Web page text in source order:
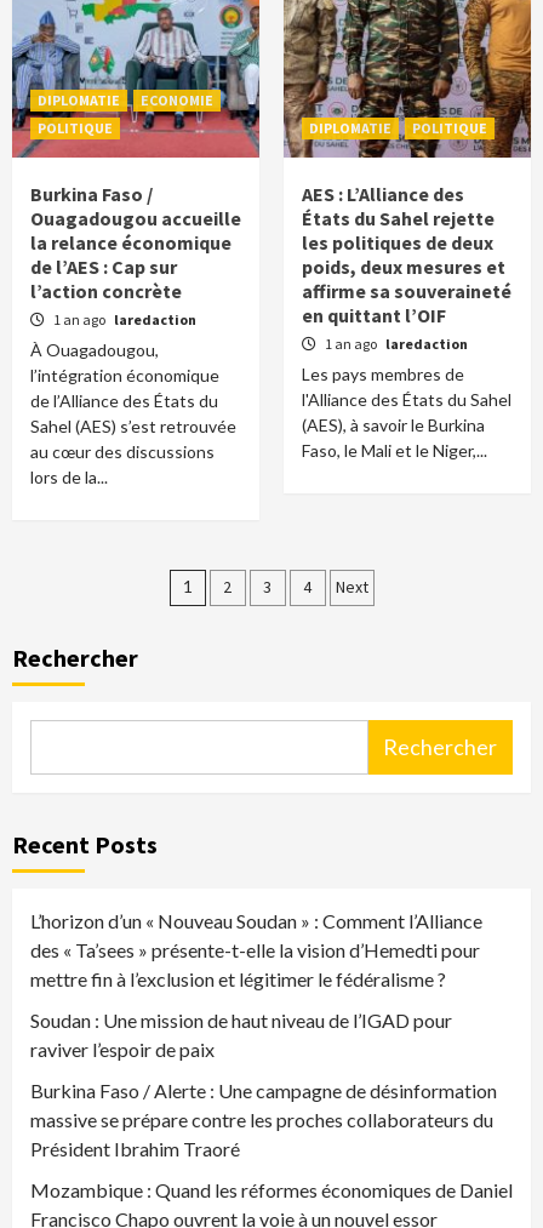
DIPLOMATIE
ECONOMIE
POLITIQUE
Burkina Faso /
Ouagadougou accueille
la relance économique
de l’AES : Cap sur
l’action concrète
1 an ago laredaction
À Ouagadougou,
l’intégration économique
de l’Alliance des États du
Sahel (AES) s’est retrouvée
au cœur des discussions
lors de la...
DIPLOMATIE POLITIQUE
AES : L’Alliance des
États du Sahel rejette
les politiques de deux
poids, deux mesures et
affirme sa souveraineté
en quittant l’OIF
1 an ago laredaction
Les pays membres de
l'Alliance des États du Sahel
(AES), à savoir le Burkina
Faso, le Mali et le Niger,...
Pagination
1 2 3 4 Next
Rechercher
Rechercher
Recent Posts
L’horizon d’un « Nouveau Soudan » : Comment l’Alliance
des « Ta’sees » présente-t-elle la vision d’Hemedti pour
mettre fin à l’exclusion et légitimer le fédéralisme ?
Soudan : Une mission de haut niveau de l’IGAD pour
raviver l’espoir de paix
Burkina Faso / Alerte : Une campagne de désinformation
massive se prépare contre les proches collaborateurs du
Président Ibrahim Traoré
Mozambique : Quand les réformes économiques de Daniel
Francisco Chapo ouvrent la voie à un nouvel essor